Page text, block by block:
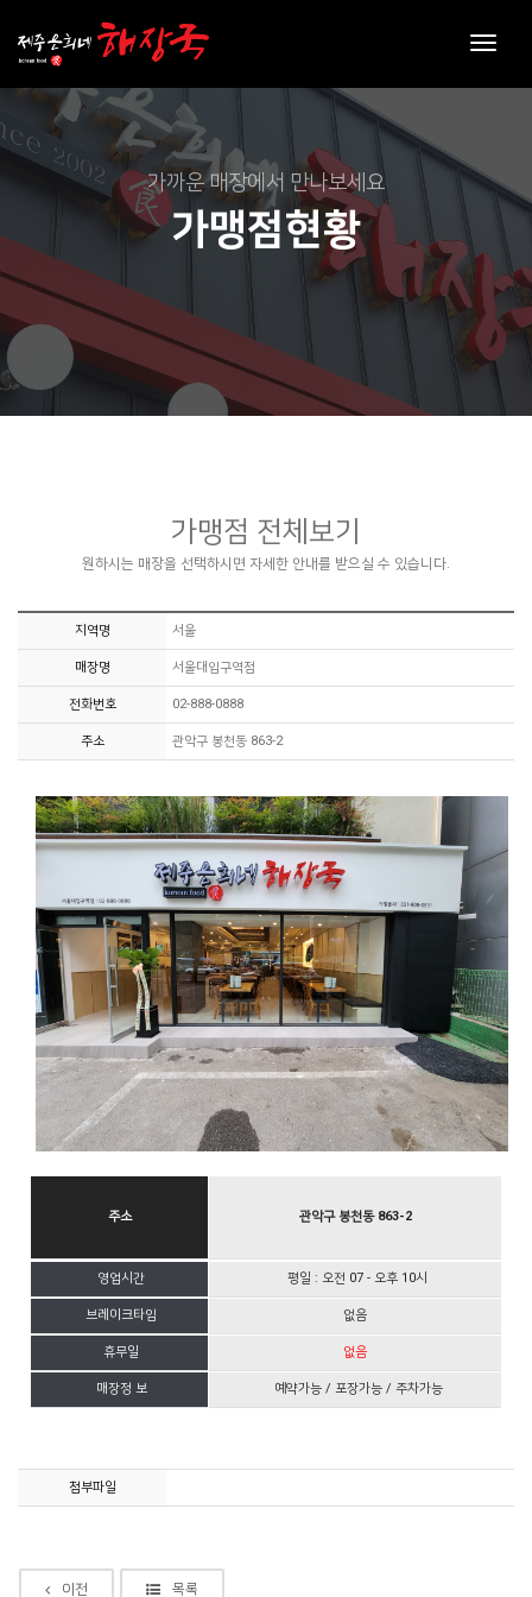
가까운 매장에서 만나보세요
가맹점현황
가맹점 전체보기
원하시는 매장을 선택하시면 자세한 안내를 받으실 수 있습니다.
지역명 서울
매장명 서울대입구역점
전화번호 02-888-0888
주소 관악구 봉천동 863-2
주소 관악구 봉천동 863-2
영업시간 평일 : 오전 07 - 오후 10시
브레이크타임 없음
휴무일 없음
매장정 보 예약가능 / 포장가능 / 주차가능
첨부파일
이전 목록